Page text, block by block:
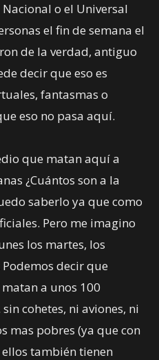
o el Universal
el fin de semana el
de la verdad, antiguo
decir que eso es
fantasmas o
eso no pasa aquí.
que matan aquí a
¿Cuántos son a la
saberlo ya que como
Pero me imagino
los martes, los
decir que
a unos 100
cohetes, ni aviones, ni
mas pobres (ya que con
también tienen